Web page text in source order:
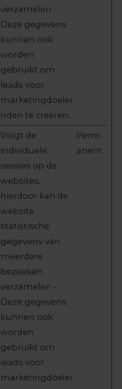
verzamelen -
Deze gegevens
kunnen ook
worden
gebruikt om
leads voor
marketingdoelei
nden te creëren.
Volgt de
individuele
sessies op de
websites,
hierdoor kan de
website
statistische
gegevens van
meerdere
bezoeken
verzamelen -
Deze gegevens
kunnen ook
worden
gebruikt om
leads voor
marketingdoelei
Perm
anent